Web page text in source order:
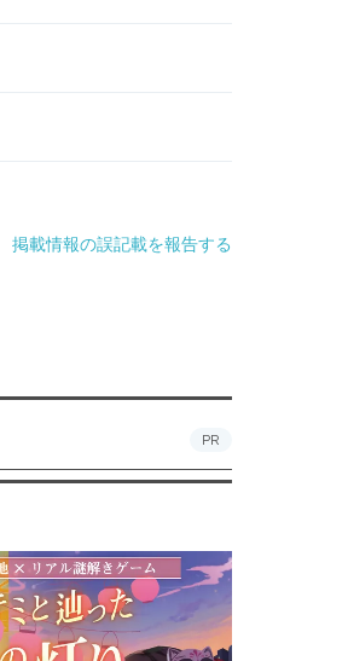
掲載情報の誤記載を報告する
PR